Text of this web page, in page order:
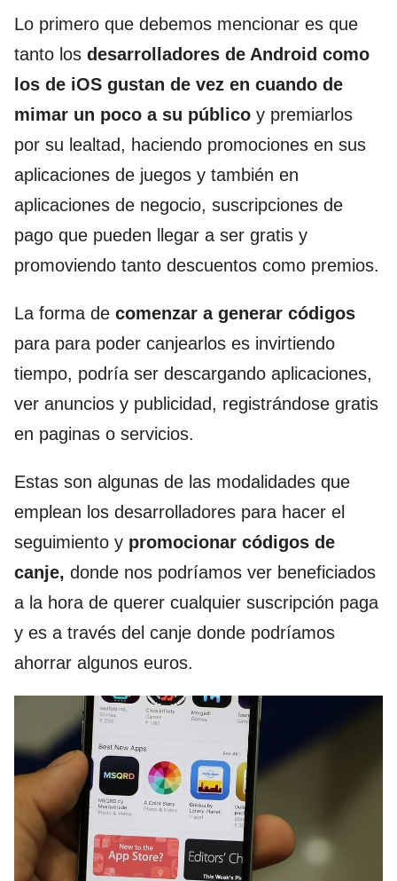
Lo primero que debemos mencionar es que
tanto los desarrolladores de Android como
los de iOS gustan de vez en cuando de
mimar un poco a su público y premiarlos
por su lealtad, haciendo promociones en sus
aplicaciones de juegos y también en
aplicaciones de negocio, suscripciones de
pago que pueden llegar a ser gratis y
promoviendo tanto descuentos como premios.
La forma de comenzar a generar códigos
para para poder canjearlos es invirtiendo
tiempo, podría ser descargando aplicaciones,
ver anuncios y publicidad, registrándose gratis
en paginas o servicios.
Estas son algunas de las modalidades que
emplean los desarrolladores para hacer el
seguimiento y promocionar códigos de
canje, donde nos podríamos ver beneficiados
a la hora de querer cualquier suscripción paga
y es a través del canje donde podríamos
ahorrar algunos euros.